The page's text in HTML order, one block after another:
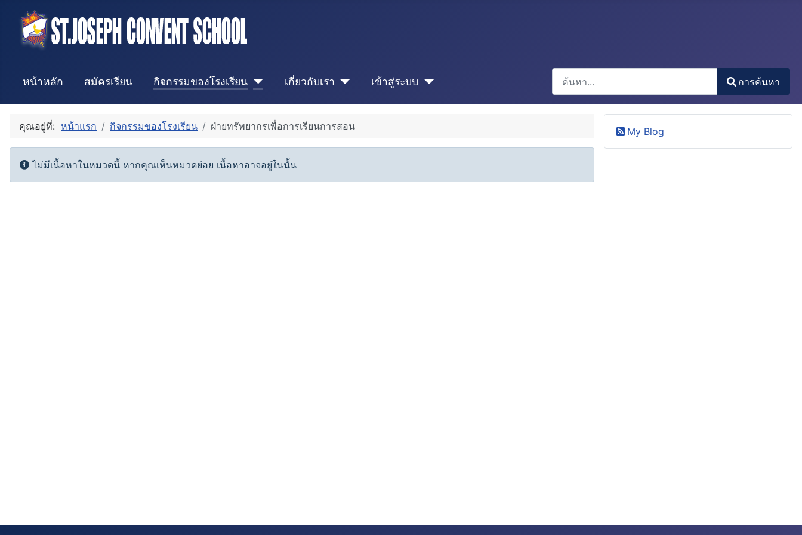
หน้าหลัก สมัครเรียน กิจกรรมของโรงเรียน เกี่ยวกับเรา เข้าสู่ระบบ
การค้นหา
Type 2 or more characters for results.
การค้นหา
คุณอยู่ที่: หน้าแรก กิจกรรมของโรงเรียน ฝ่ายทรัพยากรเพื่อการเรียนการสอน
Info
ไม่มีเนื้อหาในหมวดนี้ หากคุณเห็นหมวดย่อย เนื้อหาอาจอยู่ในนั้น
My Blog